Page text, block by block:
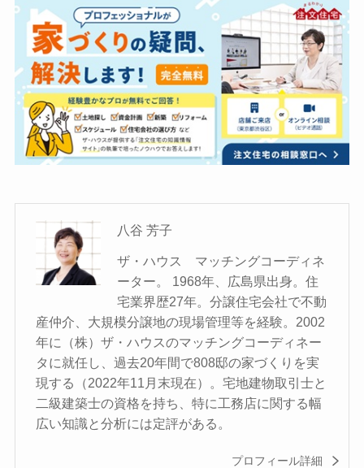
八谷 芳子
ザ・ハウス マッチングコーディネ
ーター。 1968年、広島県出身。住
宅業界歴27年。分譲住宅会社で不動
産仲介、大規模分譲地の現場管理等を経験。2002
年に（株）ザ・ハウスのマッチングコーディネー
タに就任し、過去20年間で808邸の家づくりを実
現する（2022年11月末現在）。宅地建物取引士と
二級建築士の資格を持ち、特に工務店に関する幅
広い知識と分析には定評がある。
プロフィール詳細